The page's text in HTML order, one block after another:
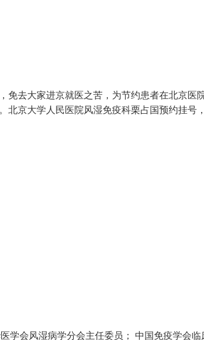
免去大家进京就医之苦，为节约患者在北京医
北京大学人民医院风湿免疫科栗占国预约挂号
学会风湿病学分会主任委员； 中国免疫学会临